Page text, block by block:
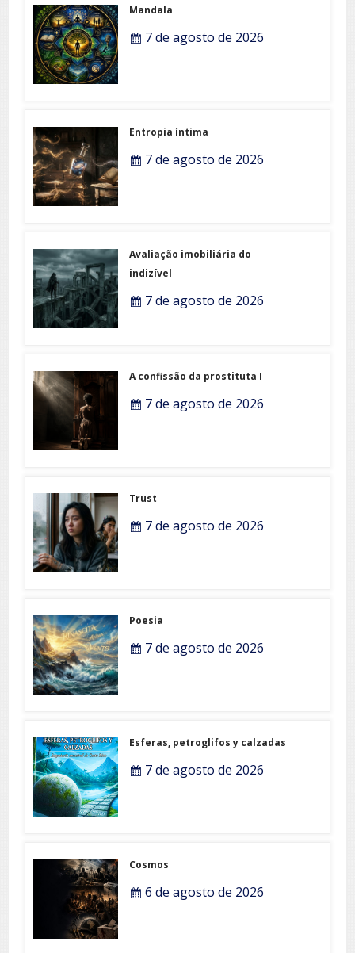
Mandala
7 de agosto de 2026
Entropia íntima
7 de agosto de 2026
Avaliação imobiliária do
indizível
7 de agosto de 2026
A confissão da prostituta I
7 de agosto de 2026
Trust
7 de agosto de 2026
Poesia
7 de agosto de 2026
Esferas, petroglifos y calzadas
7 de agosto de 2026
Cosmos
6 de agosto de 2026